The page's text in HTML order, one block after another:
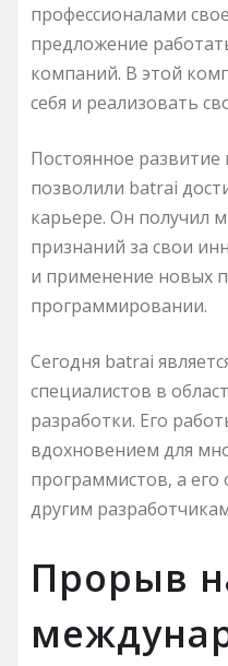
профессионалами
предложение
компаний. В этой
себя и реализовать
Постоянное
позволили batrai
карьере. Он получил
признаний за свои
и применение новых
программировании.
Сегодня batrai
специалистов в
разработки. Его
вдохновением для
программистов, а
другим
Прорыв